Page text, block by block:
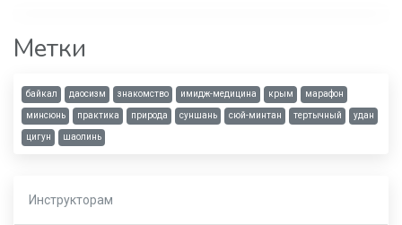
Метки
байкал даосизм знакомство имидж-медицина крым марафон
минсюнь практика природа суншань сюй-минтан тертычный удан
цигун шаолинь
Инструкторам